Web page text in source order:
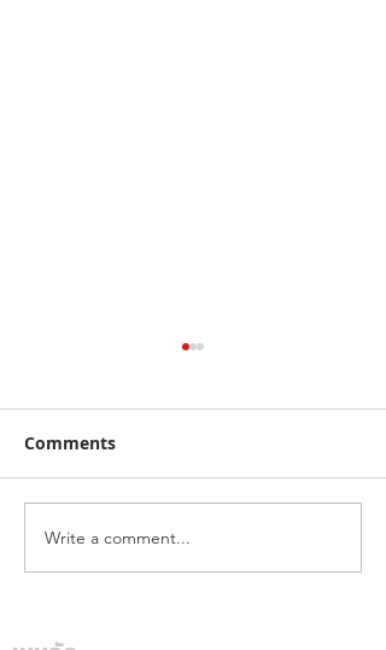
คาลเท็กซ์ ได้รับการรับรอง
หัวจ่ายเชื้อเพลิงมาตรฐาน
Comments
Write a comment...